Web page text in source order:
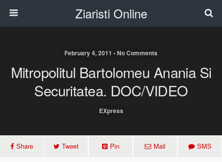
Ziaristi Online
February 4, 2011 • No Comments
Mitropolitul Bartolomeu Anania Si
Securitatea. DOC/VIDEO
EXpress
Share Tweet Pin Mail SMS